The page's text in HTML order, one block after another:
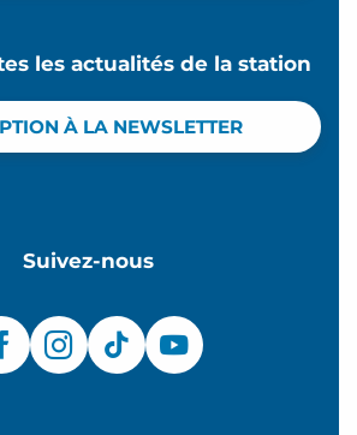
les actualités de la station
À LA NEWSLETTER
Suivez-nous